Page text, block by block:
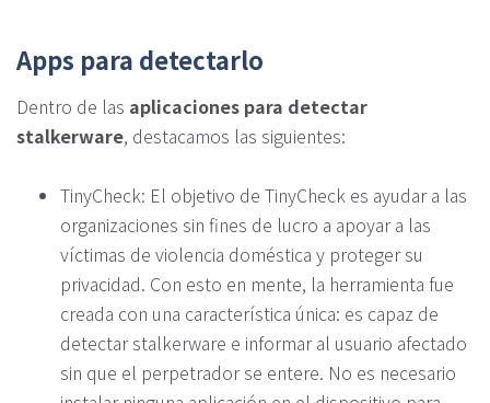
Apps para detectarlo
Dentro de las aplicaciones para detectar
stalkerware, destacamos las siguientes:
TinyCheck: El objetivo de TinyCheck es ayudar a las
organizaciones sin fines de lucro a apoyar a las
víctimas de violencia doméstica y proteger su
privacidad. Con esto en mente, la herramienta fue
creada con una característica única: es capaz de
detectar stalkerware e informar al usuario afectado
sin que el perpetrador se entere. No es necesario